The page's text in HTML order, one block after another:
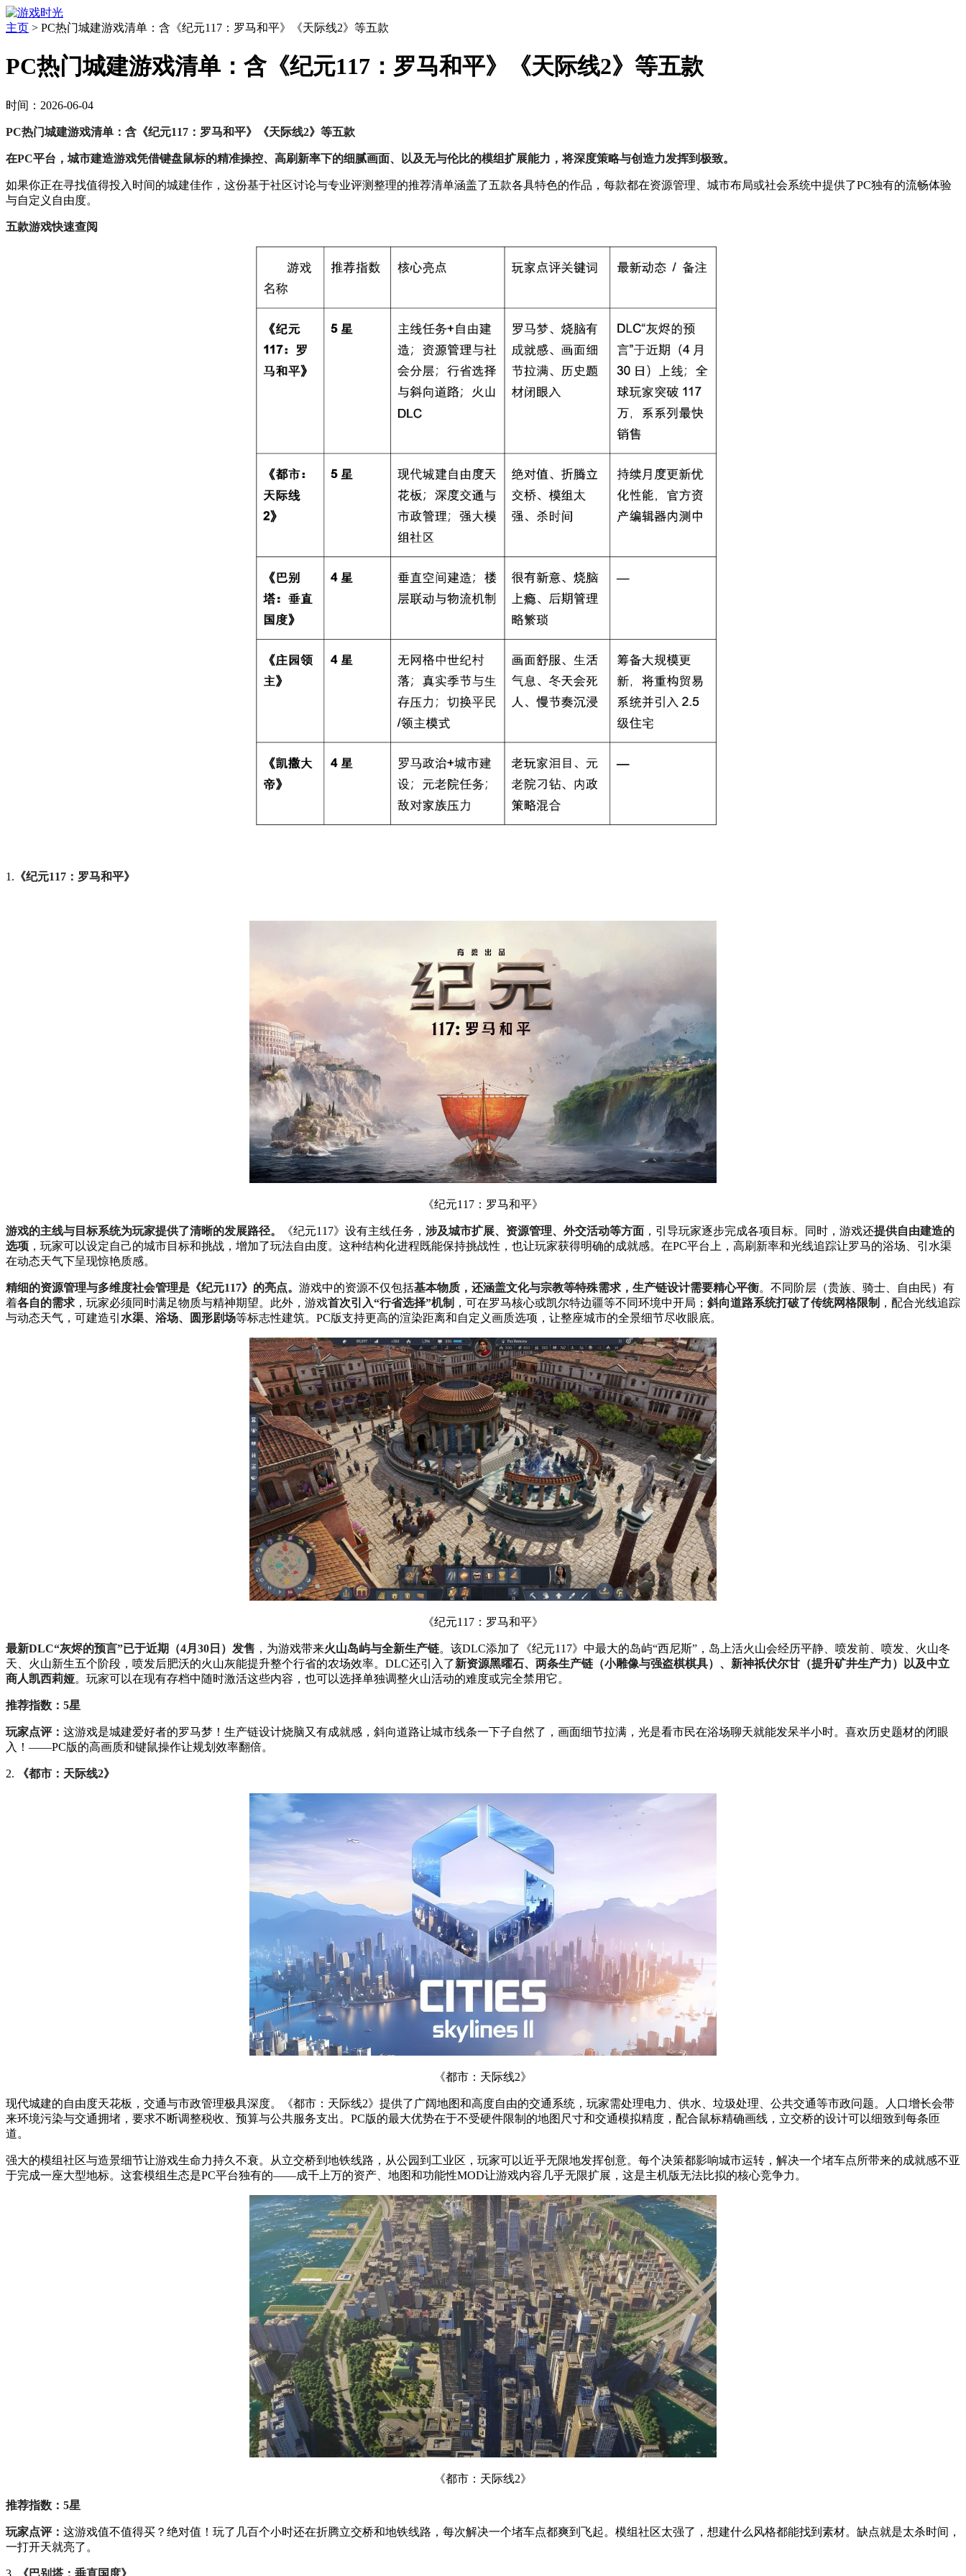
主页 > PC热门城建游戏清单：含《纪元117：罗马和平》《天际线2》等五款
PC热门城建游戏清单：含《纪元117：罗马和平》《天际线2》等五款
时间：2026-06-04
PC热门城建游戏清单：含《纪元117：罗马和平》《天际线2》等五款
在PC平台，城市建造游戏凭借键盘鼠标的精准操控、高刷新率下的细腻画面、以及无与伦比的模组扩展能力，将深度策略与创造力发挥到极致。
如果你正在寻找值得投入时间的城建佳作，这份基于社区讨论与专业评测整理的推荐清单涵盖了五款各具特色的作品，每款都在资源管理、城市布局或社会系统中提供了PC独有的流畅体验
与自定义自由度。
五款游戏快速查阅
1. 《纪元117：罗马和平》
《纪元117：罗马和平》
游戏的主线与目标系统为玩家提供了清晰的发展路径。 《纪元117》设有主线任务， 涉及城市扩展、资源管理、外交活动等方面 ，引导玩家逐步完成各项目标。同时，游戏还提供自由建造的
选项 ，玩家可以设定自己的城市目标和挑战，增加了玩法自由度。这种结构化进程既能保持挑战性，也让玩家获得明确的成就感。在PC平台上，高刷新率和光线追踪让罗马的浴场、引水渠
在动态天气下呈现惊艳质感。
精细的资源管理与多维度社会管理是《纪元117》的亮点。 游戏中的资源不仅包括基本物质，还涵盖文化与宗教等特殊需求，生产链设计需要精心平衡。不同阶层（贵族、骑士、自由民）有
着各自的需求 ，玩家必须同时满足物质与精神期望。此外，游戏首次引入“行省选择”机制 ，可在罗马核心或凯尔特边疆等不同环境中开局； 斜向道路系统打破了传统网格限制 ，配合光线追踪
与动态天气，可建造引 水渠、浴场、圆形剧场等标志性建筑。PC版支持更高的渲染距离和自定义画质选项，让整座城市的全景细节尽收眼底。
《纪元117：罗马和平》
最新DLC“灰烬的预言”已于近期（4月30日）发售 ，为游戏带来火山岛屿与全新生产链。该DLC添加了《纪元117》中最大的岛屿“西尼斯”，岛上活火山会经历平静、喷发前、喷发、火山冬
天、火山新生五个阶段，喷发后肥沃的火山灰能提升整个行省的农场效率。DLC还引入了新资源黑曜石、两条生产链（小雕像与强盗棋棋具）、新神祇伏尔甘（提升矿井生产力）以及中立
商人凯西莉娅。玩家可以在现有存档中随时激活这些内容，也可以选择单独调整火山活动的难度或完全禁用它。
推荐指数：5星
玩家点评： 这游戏是城建爱好者的罗马梦！生产链设计烧脑又有成就感，斜向道路让城市线条一下子自然了，画面细节拉满，光是看市民在浴场聊天就能发呆半小时。喜欢历史题材的闭眼
入！——PC版的高画质和键鼠操作让规划效率翻倍。
2. 《都市：天际线2》
《都市：天际线2》
现代城建的自由度天花板，交通与市政管理极具深度。《都市：天际线2》提供了广阔地图和高度自由的交通系统，玩家需处理电力、供水、垃圾处理、公共交通等市政问题。人口增长会带
来环境污染与交通拥堵，要求不断调整税收、预算与公共服务支出。PC版的最大优势在于不受硬件限制的地图尺寸和交通模拟精度，配合鼠标精确画线，立交桥的设计可以细致到每条匝
道。
强大的模组社区与造景细节让游戏生命力持久不衰。从立交桥到地铁线路，从公园到工业区，玩家可以近乎无限地发挥创意。每个决策都影响城市运转，解决一个堵车点所带来的成就感不亚
于完成一座大型地标。这套模组生态是PC平台独有的——成千上万的资产、地图和功能性MOD让游戏内容几乎无限扩展，这是主机版无法比拟的核心竞争力。
《都市：天际线2》
推荐指数：5星
玩家点评： 这游戏值不值得买？绝对值！玩了几百个小时还在折腾立交桥和地铁线路，每次解决一个堵车点都爽到飞起。模组社区太强了，想建什么风格都能找到素材。缺点就是太杀时间，
一打开天就亮了。
3. 《巴别塔：垂直国度》